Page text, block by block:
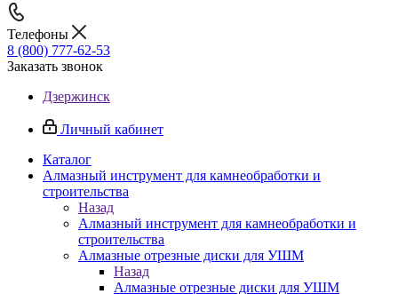
Телефоны
8 (800) 777-62-53
Заказать звонок
Дзержинск
Личный кабинет
Каталог
Алмазный инструмент для камнеобработки и
строительства
Назад
Алмазный инструмент для камнеобработки и
строительства
Алмазные отрезные диски для УШМ
Назад
Алмазные отрезные диски для УШМ